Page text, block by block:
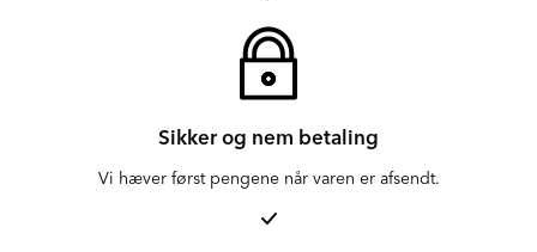
Sikker og nem betaling
Vi hæver først pengene når varen er afsendt.